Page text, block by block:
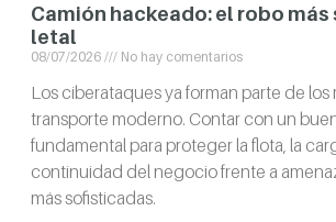
Camión hackeado: el robo
letal
08/07/2026 No hay comentarios
Los ciberataques ya forman parte de los
transporte moderno. Contar con un
fundamental para proteger la flota, la
continuidad del negocio frente a
más sofisticadas.